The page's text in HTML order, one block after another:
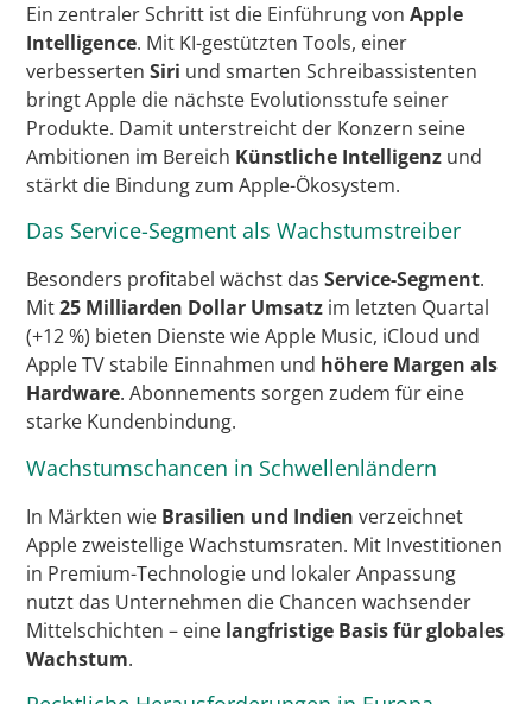
Ein zentraler Schritt ist die Einführung vonApple
Intelligence. Mit KI-gestützten Tools, einer
verbessertenSiri und smarten Schreibassistenten
bringt Apple die nächste Evolutionsstufe seiner
Produkte. Damit unterstreicht der Konzern seine
Ambitionen im Bereich Künstliche Intelligenz und
stärkt die Bindung zum Apple-Ökosystem.
Das Service-Segment als Wachstumstreiber
Besonders profitabel wächst dasService-Segment.
Mit25 Milliarden Dollar Umsatz im letzten Quartal
(+12 %) bieten Dienste wie Apple Music, iCloud und
Apple TV stabile Einnahmen und höhere Margen als
Hardware. Abonnements sorgen zudem für eine
starke Kundenbindung.
Wachstumschancen in Schwellenländern
In Märkten wie Brasilien und Indien verzeichnet
Apple zweistellige Wachstumsraten. Mit Investitionen
in Premium-Technologie und lokaler Anpassung
nutzt das Unternehmen die Chancen wachsender
Mittelschichten – eine langfristige Basis für globales
Wachstum.